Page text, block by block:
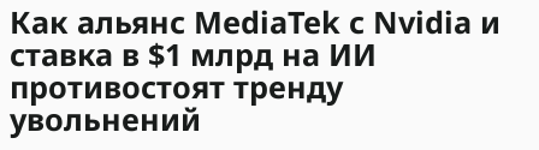
Как альянс MediaTek с Nvidia и
ставка в $1 млрд на ИИ
противостоят тренду
увольнений